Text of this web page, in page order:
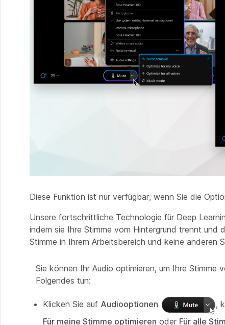
Diese Funktion ist nur verfügbar, wenn Sie die
Unsere fortschrittliche Technologie für Deep
indem sie Ihre Stimme vom Hintergrund trennt und
Stimme in Ihrem Arbeitsbereich und keine anderen
Sie können Ihr Audio optimieren, um Ihre Stimme
Folgendes tun:
Klicken Sie auf Audiooptionen ,
Für meine Stimme optimieren oder Für alle